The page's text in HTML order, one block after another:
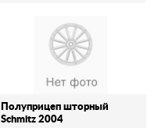
Полуприцеп шторный
Schmitz 2004